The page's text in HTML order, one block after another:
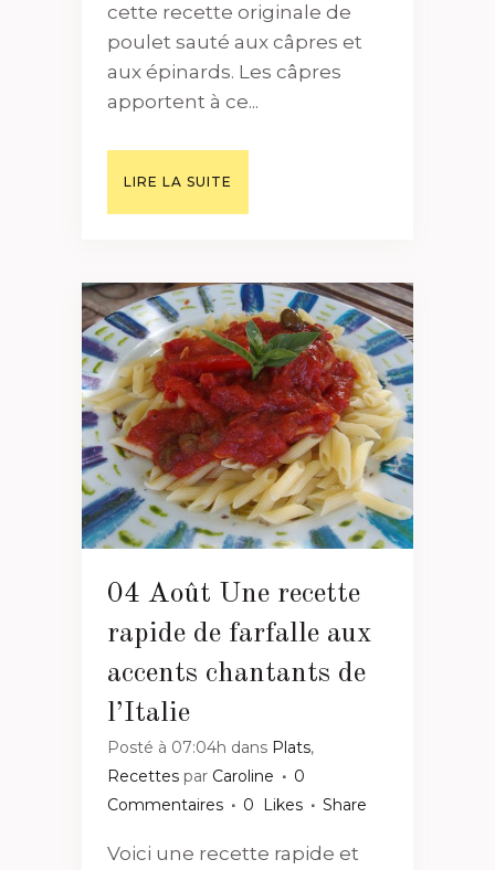
cette recette originale de
poulet sauté aux câpres et
aux épinards. Les câpres
apportent à ce...
LIRE LA SUITE
04 Août Une recette
rapide de farfalle aux
accents chantants de
l’Italie
Posté à 07:04h dans Plats,
Recettes par Caroline
0
Commentaires
0 Likes Share
Voici une recette rapide et